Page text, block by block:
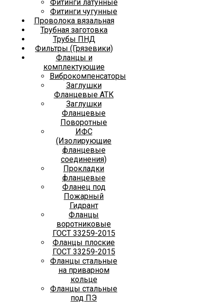
Фитинги латунные
Фитинги чугунные
Проволока вязальная
Трубная заготовка
Трубы ПНД
Фильтры (Грязевики)
Фланцы и
комплектующие
Виброкомпенсаторы
Заглушки
Фланцевые АТК
Заглушки
Фланцевые
Поворотные
ИФС
(Изолирующие
фланцевые
соединения)
Прокладки
фланцевые
Фланец под
Пожарный
Гидрант
Фланцы
воротниковые
ГОСТ 33259-2015
Фланцы плоские
ГОСТ 33259-2015
Фланцы стальные
на приварном
кольце
Фланцы стальные
под ПЭ